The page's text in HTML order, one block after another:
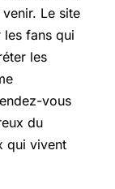
Le site
fans qui
les
vous
du
qui vivent